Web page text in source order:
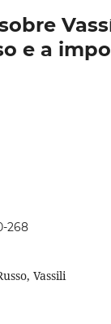
e a
268
Vassili